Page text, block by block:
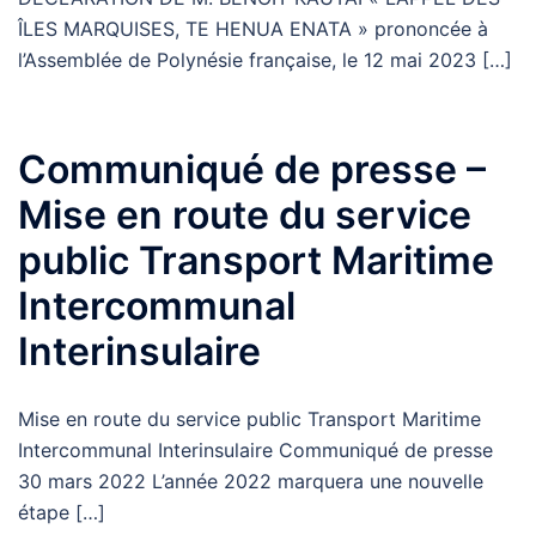
ÎLES MARQUISES, TE HENUA ENATA » prononcée à
l’Assemblée de Polynésie française, le 12 mai 2023 […]
Communiqué de presse –
Mise en route du service
public Transport Maritime
Intercommunal
Interinsulaire
Mise en route du service public Transport Maritime
Intercommunal Interinsulaire Communiqué de presse
30 mars 2022 L’année 2022 marquera une nouvelle
étape […]